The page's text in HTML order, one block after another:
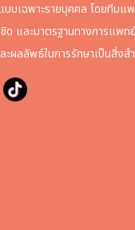
บเฉพาะรายบุคคล โดยทีมแ
และมาตรฐานทางการแพท
ผลลัพธ์ในการรักษาเป็นสิ่ง